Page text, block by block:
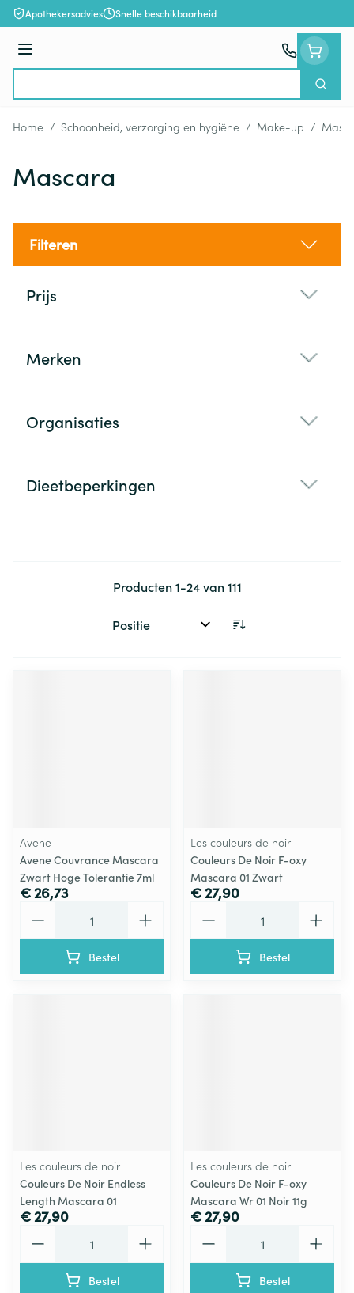
Ga naar de inhoud
Apothekersadvies Snelle beschikbaarheid
Menu
Zoek
Home / Schoonheid, verzorging en hygiëne / Make-up /
Mascara
Filteren
Prijs
Merken
Organisaties
Dieetbeperkingen
Producten1-24van111
Sorteer op:
Avene
Avene Couvrance Mascara
Zwart Hoge Tolerantie 7ml
€ 26,73
Bestel
Les couleurs de noir
Couleurs De Noir F-oxy
Mascara 01 Zwart
€ 27,90
Bestel
Les couleurs de noir
Couleurs De Noir Endless
Length Mascara 01
€ 27,90
Bestel
Les couleurs de noir
Couleurs De Noir F-oxy
Mascara Wr 01 Noir 11g
€ 27,90
Bestel